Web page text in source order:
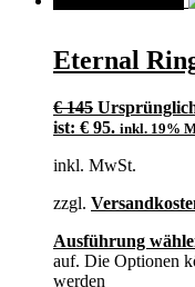
Eternal
€145
ist: € 95. inkl. 19%
inkl. MwSt.
zzgl.
Ausführung
auf. Die Optionen
werden